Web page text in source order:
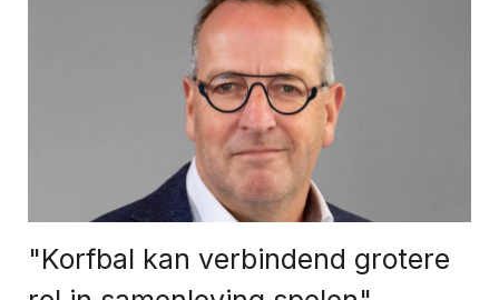
"Korfbal kan verbindend grotere